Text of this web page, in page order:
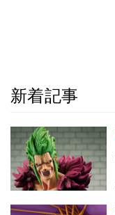
新着記事